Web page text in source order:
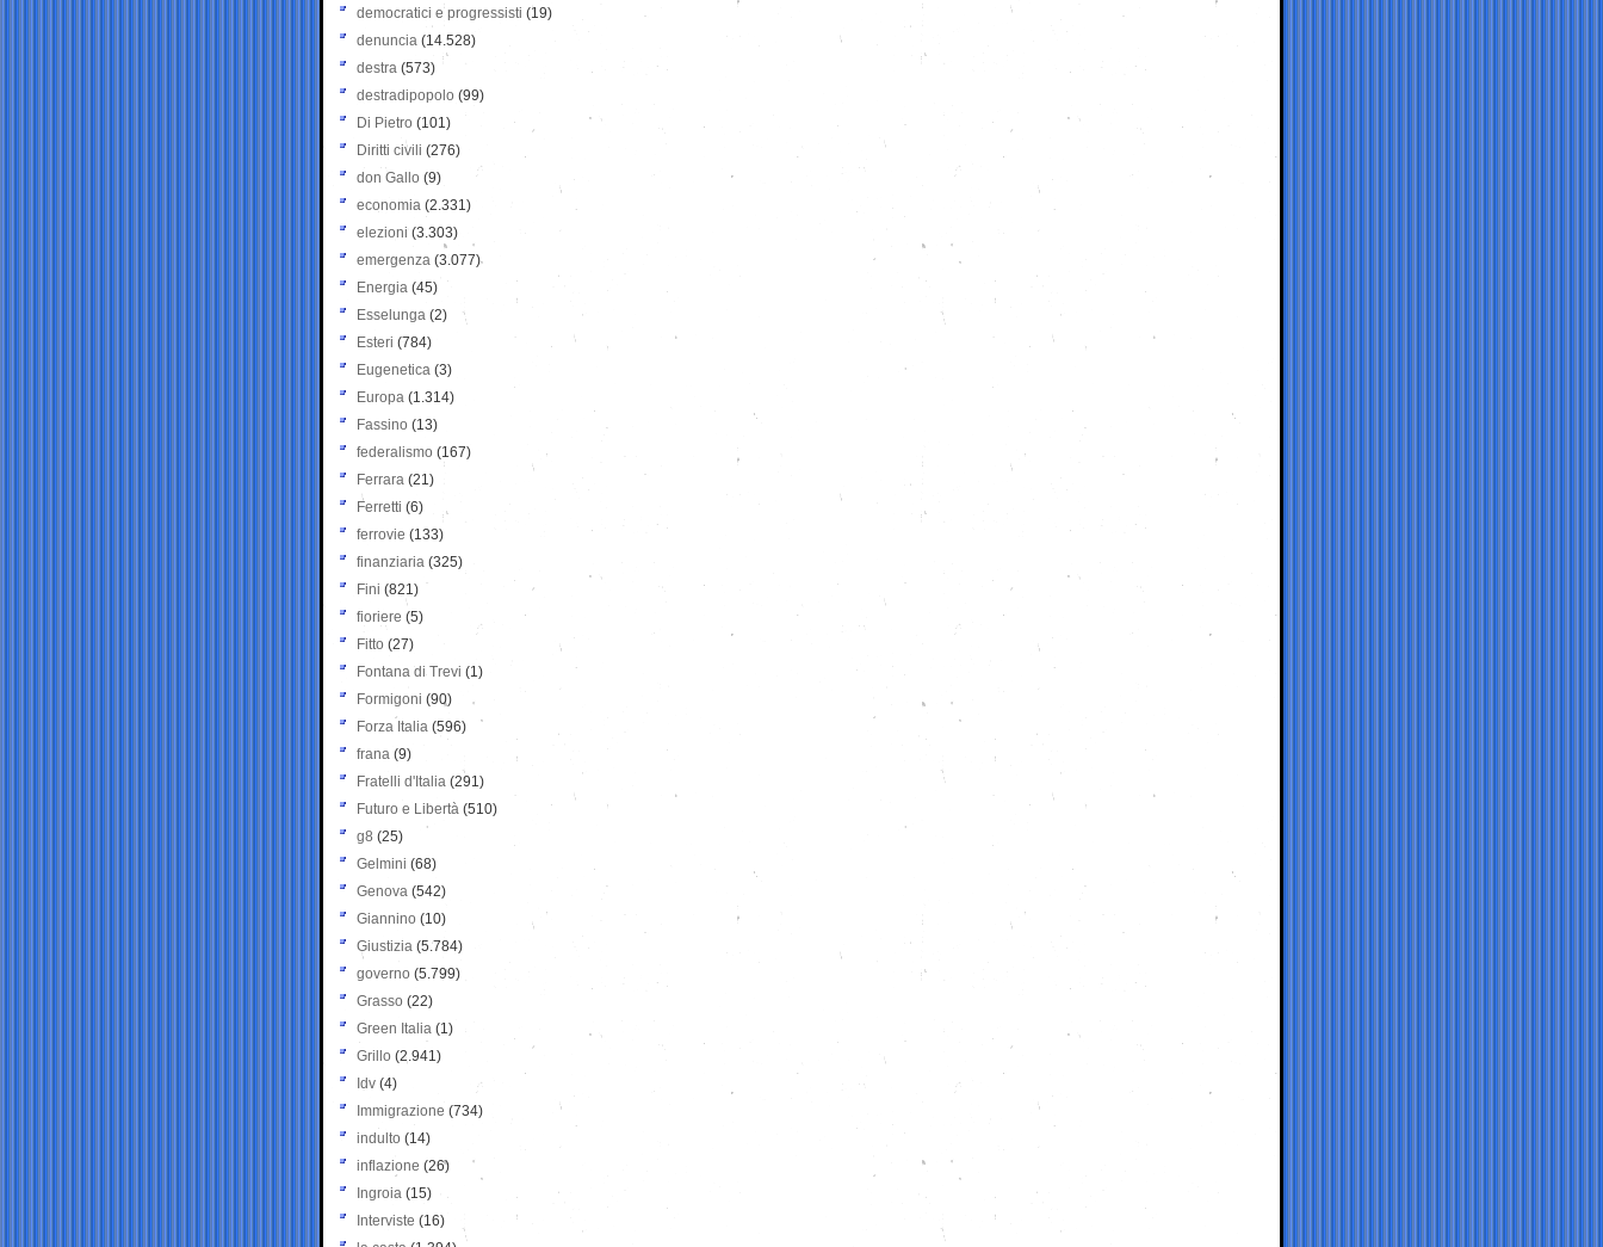
democratici e progressisti (19)
denuncia (14.528)
destra (573)
destradipopolo (99)
Di Pietro (101)
Diritti civili (276)
don Gallo (9)
economia (2.331)
elezioni (3.303)
emergenza (3.077)
Energia (45)
Esselunga (2)
Esteri (784)
Eugenetica (3)
Europa (1.314)
Fassino (13)
federalismo (167)
Ferrara (21)
Ferretti (6)
ferrovie (133)
finanziaria (325)
Fini (821)
fioriere (5)
Fitto (27)
Fontana di Trevi (1)
Formigoni (90)
Forza Italia (596)
frana (9)
Fratelli d'Italia (291)
Futuro e Libertà (510)
g8 (25)
Gelmini (68)
Genova (542)
Giannino (10)
Giustizia (5.784)
governo (5.799)
Grasso (22)
Green Italia (1)
Grillo (2.941)
Idv (4)
Immigrazione (734)
indulto (14)
inflazione (26)
Ingroia (15)
Interviste (16)